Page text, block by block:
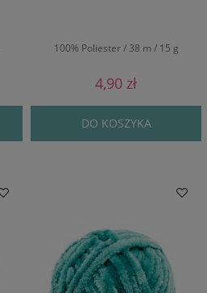
100% Poliester / 38 m / 15 g
4,90 zł
DO KOSZYKA